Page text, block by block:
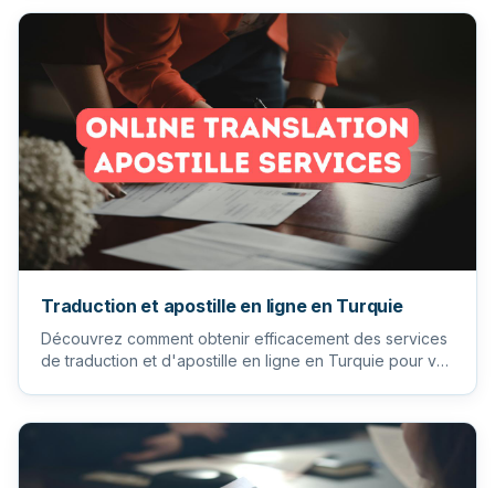
Traduction et apostille en ligne en Turquie
Découvrez comment obtenir efficacement des services
de traduction et d'apostille en ligne en Turquie pour vos